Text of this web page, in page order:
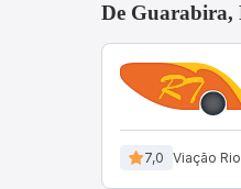
De Guarabira,
7,0 Viação